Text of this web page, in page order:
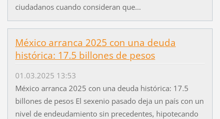
ciudadanos cuando consideran que...
México arranca 2025 con una deuda
histórica: 17.5 billones de pesos
01.03.2025 13:53
México arranca 2025 con una deuda histórica: 17.5
billones de pesos El sexenio pasado deja un país con un
nivel de endeudamiento sin precedentes, hipotecando